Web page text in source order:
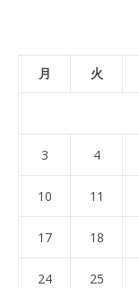
月 火
3 4
10 11
17 18
24 25